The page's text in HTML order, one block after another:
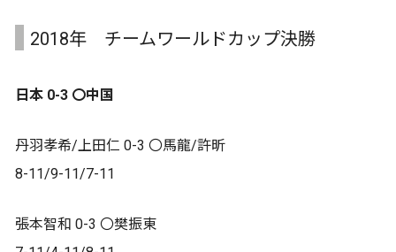
2018年 チームワールドカップ決勝
日本 0-3 〇中国
丹羽孝希/上田仁 0-3 〇馬龍/許昕
8-11/9-11/7-11
張本智和 0-3 〇樊振東